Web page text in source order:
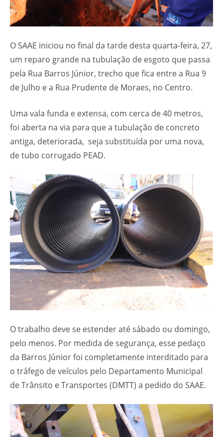
O SAAE iniciou no final da tarde desta quarta-feira, 27,
um reparo grande na tubulação de esgoto que passa
pela Rua Barros Júnior, trecho que fica entre a Rua 9
de Julho e a Rua Prudente de Moraes, no Centro.
Uma vala funda e extensa, com cerca de 40 metros,
foi aberta na via para que a tubulação de concreto
antiga, deteriorada, seja substituída por uma nova,
de tubo corrugado PEAD.
O trabalho deve se estender até sábado ou domingo,
pelo menos. Por medida de segurança, esse pedaço
da Barros Júnior foi completamente interditado para
o tráfego de veículos pelo Departamento Municipal
de Trânsito e Transportes (DMTT) a pedido do SAAE.